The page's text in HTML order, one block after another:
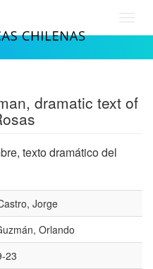
dramatic text of
texto dramático del
Jorge
Orlando
23